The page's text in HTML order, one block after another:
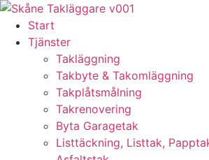
Skip
content
Start
Tjänster
Takläggning
Takbyte & Takomläggning
Takplåtsmålning
Takrenovering
Byta Garagetak
Listtäckning, Listtak,